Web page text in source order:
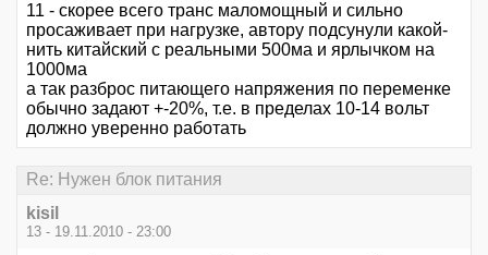
11 - скорее всего транс маломощный и сильно
просаживает при нагрузке, автору подсунули какой-
нить китайский с реальными 500ма и ярлычком на
1000ма
а так разброс питающего напряжения по переменке
обычно задают +-20%, т.е. в пределах 10-14 вольт
должно уверенно работать
Re: Нужен блок питания
kisil
13 - 19.11.2010 - 23:00